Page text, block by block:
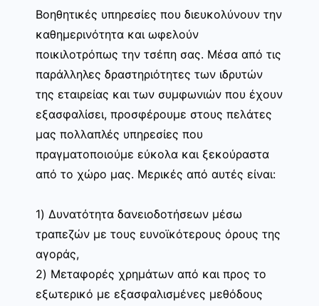
Βοηθητικές υπηρεσίες που διευκολύνουν την
καθημερινότητα και ωφελούν
ποικιλοτρόπως την τσέπη σας. Μέσα από τις
παράλληλες δραστηριότητες των ιδρυτών
της εταιρείας και των συμφωνιών που έχουν
εξασφαλίσει, προσφέρουμε στους πελάτες
μας πολλαπλές υπηρεσίες που
πραγματοποιούμε εύκολα και ξεκούραστα
από το χώρο μας. Μερικές από αυτές είναι:
1) Δυνατότητα δανειοδοτήσεων μέσω
τραπεζών με τους ευνοϊκότερους όρους της
αγοράς,
2) Μεταφορές χρημάτων από και προς το
εξωτερικό με εξασφαλισμένες μεθόδους